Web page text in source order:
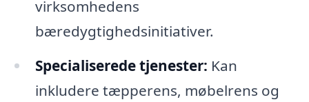
virksomhedens
bæredygtighedsinitiativer.
Specialiserede tjenester: Kan
inkludere tæpperens, møbelrens og